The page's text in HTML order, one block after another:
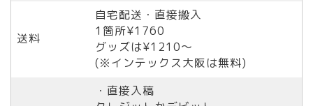
送料
自宅配送・直接搬入
1箇所¥1760
グッズは¥1210〜
(※インテックス大阪は無料)
・直接入稿